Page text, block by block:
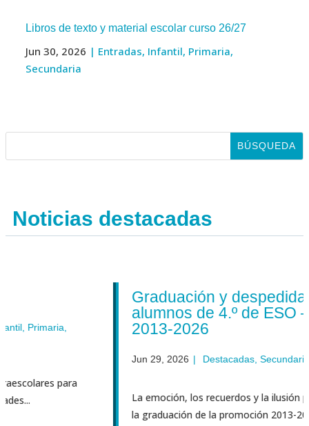
Libros de texto y material escolar curso 26/27
Jun 30, 2026 | Entradas, Infantil, Primaria,
Secundaria
Noticias destacadas
,
para
Graduación y despedida de
alumnos de 4.º de ESO –
2013-2026
Jun 29, 2026 | Destacadas,Secundaria
La emoción, los recuerdos y la ilusión por el
la graduación de la promoción 2013-2026 de